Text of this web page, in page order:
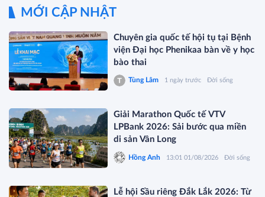
MỚI CẬP NHẬT
Chuyên gia quốc tế hội tụ tại Bệnh
viện Đại học Phenikaa bàn về y học
bào thai
Tùng Lâm 1 ngày trước Đời sống
Giải Marathon Quốc tế VTV
LPBank 2026: Sải bước qua miền
di sản Vân Long
Hồng Anh 13:01 01/08/2026 Đời sống
Lễ hội Sầu riêng Đắk Lắk 2026: Từ